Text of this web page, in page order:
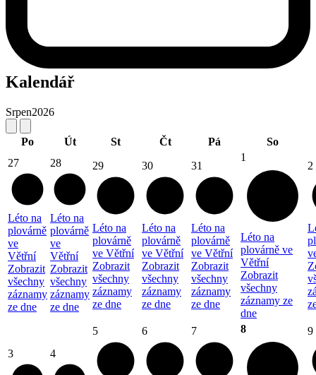
Kalendář
Srpen2026
Po Út St Čt Pá
So
27
Léto na
plovárně
ve
Větřní
Zobrazit
všechny
záznamy
ze dne
28
Léto na
plovárně
ve
Větřní
Zobrazit
všechny
záznamy
ze dne
29
Léto na
plovárně
ve Větřní
Zobrazit
všechny
záznamy
ze dne
30
Léto na
plovárně
ve Větřní
Zobrazit
všechny
záznamy
ze dne
31
Léto na
plovárně
ve Větřní
Zobrazit
všechny
záznamy
ze dne
1
Léto na
plovárně ve
Větřní
Zobrazit
všechny
záznamy ze
dne
2
3 4
5 6 7 8 9